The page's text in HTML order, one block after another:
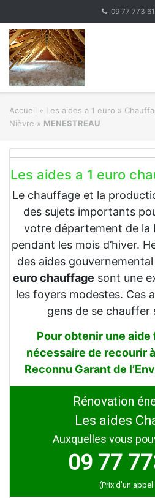
content
09 77 773
Accueil » Les aides a 1 euro »
Nièvre » MENESTREAU
Les aides a 1 euro
Le chauffage et la
des sujets importants
votre département de la
pendant les mois d’hiver.
des aides gouvernemental
euro chauffage sont une
les foyers modestes. Ces
gens de se chauffer
Pour obtenir une
nécessaire de recourir
Reconnu Garant de
Rénovation
Les aides
Auxquelles vous
09 77
(Prix d'un